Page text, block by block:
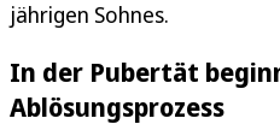
jährigen Sohnes.
In der Pubertät
Ablösungsprozess